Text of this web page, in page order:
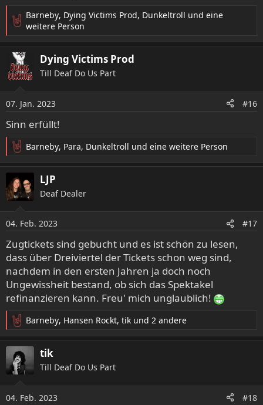
R
a
k
t
i
o
n
e
n
Barneby, Dying Victims Prod, Dunkeltroll und eine
weitere Person
Dying Victims Prod
Till Deaf Do Us Part
07. Jan. 2023 #16
Sinn erfüllt!
R
e
a
k
t
n
e
n
:
Barneby, Para, Dunkeltroll und eine weitere Person
LJP
Deaf Dealer
04. Feb. 2023 #17
Zugtickets sind gebucht und es ist schön zu lesen,
dass über Dreiviertel der Tickets schon weg sind,
nachdem in den ersten Jahren ja doch noch
Ungewissheit bestand, ob sich das Spektakel
refinanzieren kann. Freu' mich unglaublich!
R
e
a
k
t
Barneby, Hansen Rockt, tik und 2 andere
tik
Till Deaf Do Us Part
04. Feb. 2023 #18